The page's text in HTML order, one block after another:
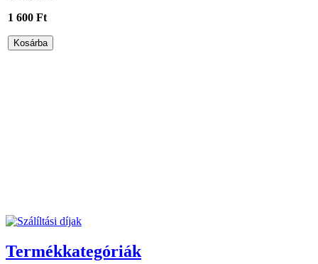
1 600 Ft
Termékkategóriák